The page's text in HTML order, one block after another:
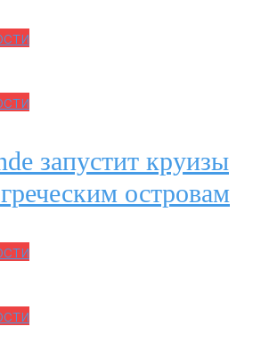
запустит круизы
островам